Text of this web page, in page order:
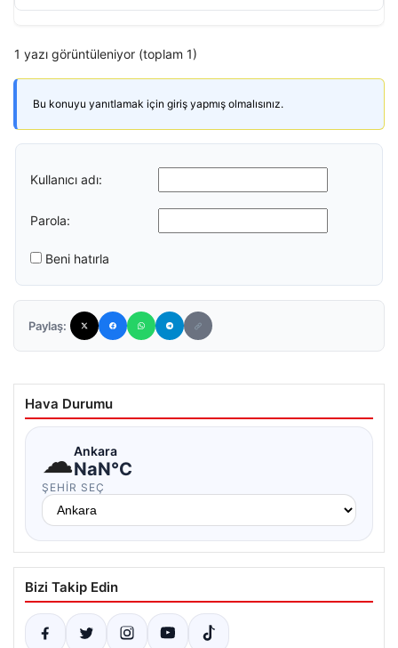
1 yazı görüntüleniyor (toplam 1)
Bu konuyu yanıtlamak için giriş yapmış olmalısınız.
Kullanıcı adı:
Parola:
Beni hatırla
Paylaş:
Hava Durumu
☁Ankara
NaN°C
ŞEHIR SEÇ
Bizi Takip Edin